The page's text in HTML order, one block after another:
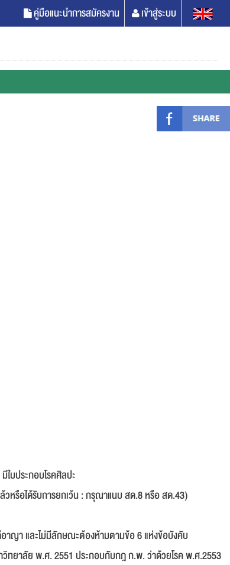
คู่มือแนะนำการสมัครงาน เข้าสู่ระบบ
บประกอบโรคศิลปะ
หรือได้รับการยกเว้น : กรุณาแนบ สด.8 หรือ สด.43)
าญา และไม่มีลักษณะต้องห้ามตามข้อ 6 แห่งข้อบังคับ
ทยาลัย พ.ศ. 2551 ประกอบกับกฎ ก.พ. ว่าด้วยโรค พ.ศ.2553